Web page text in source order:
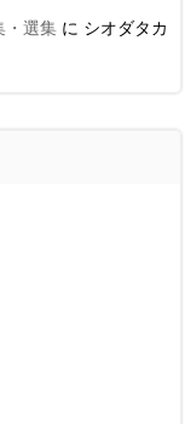
・選集 に シオダタカ